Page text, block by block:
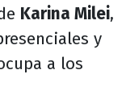
Karina Milei,
y
a los